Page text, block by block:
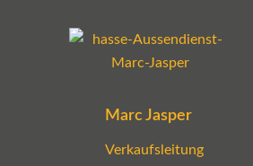
Marc Jasper
Verkaufsleitung